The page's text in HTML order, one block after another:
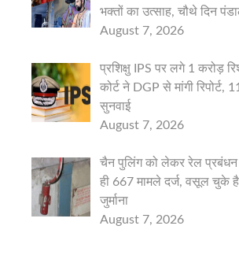
भक्तों का उत्साह, चौथे दिन
August 7, 2026
प्रशिक्षु IPS पर लगे 1 करोड़
कोर्ट ने DGP से मांगी रिपोर्ट,
सुनवाई
August 7, 2026
चैन पुलिंग को लेकर रेल
ही 667 मामले दर्ज, वसूल चुके
जुर्माना
August 7, 2026